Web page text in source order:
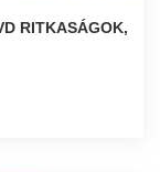
RITKASÁGOK,